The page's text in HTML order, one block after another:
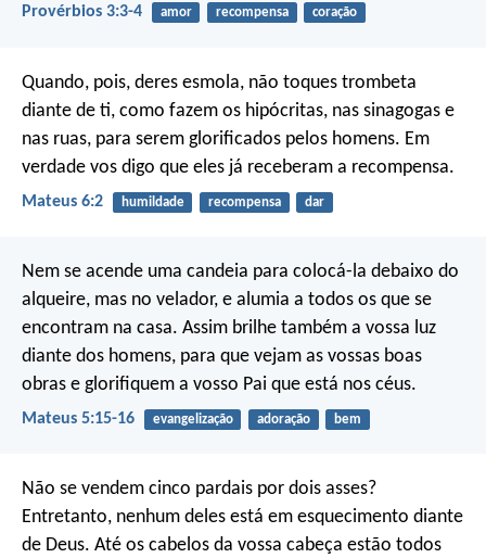
Provérbios 3:3-4 amor recompensa coração
Quando, pois, deres esmola, não toques trombeta
diante de ti, como fazem os hipócritas, nas sinagogas e
nas ruas, para serem glorificados pelos homens. Em
verdade vos digo que eles já receberam a recompensa.
Mateus 6:2 humildade recompensa dar
Nem se acende uma candeia para colocá-la debaixo do
alqueire, mas no velador, e alumia a todos os que se
encontram na casa. Assim brilhe também a vossa luz
diante dos homens, para que vejam as vossas boas
obras e glorifiquem a vosso Pai que está nos céus.
Mateus 5:15-16 evangelização adoração bem
Não se vendem cinco pardais por dois asses?
Entretanto, nenhum deles está em esquecimento diante
de Deus. Até os cabelos da vossa cabeça estão todos